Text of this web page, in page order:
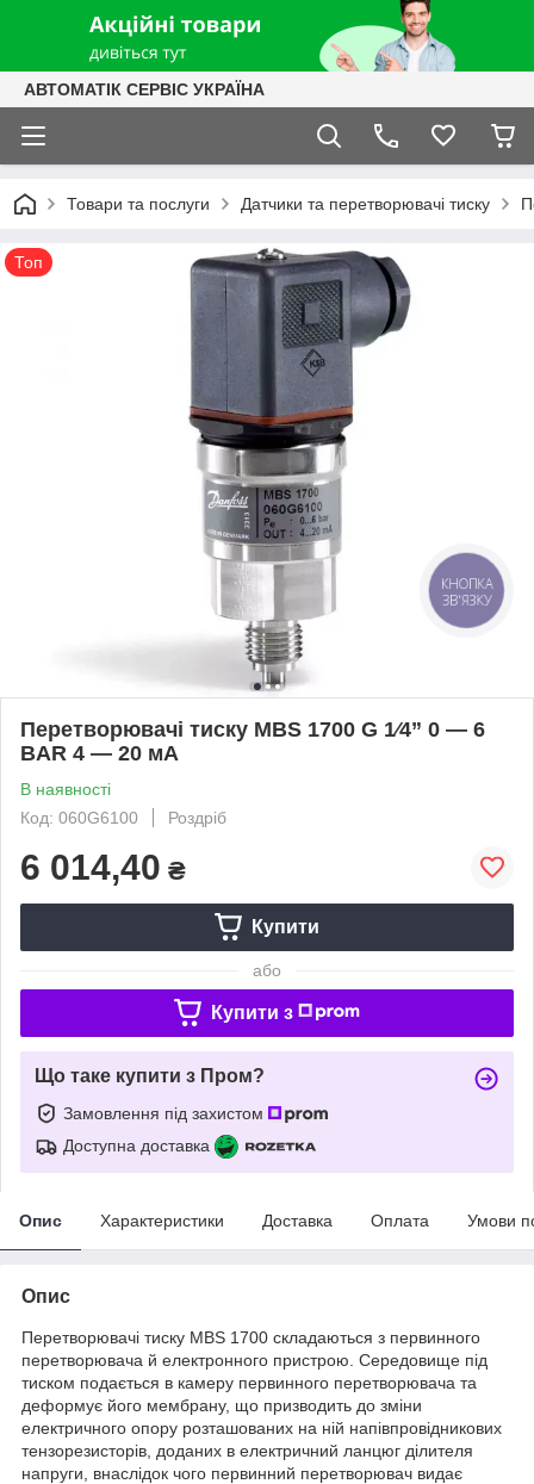
АВТОМАТІК СЕРВІС УКРАЇНА
Товари та послуги Датчики та перетворювачі тиску
Топ
Перетворювачі тиску MBS 1700 G 1⁄4” 0 — 6
BAR 4 — 20 мА
В наявності
Код: 060G6100
Роздріб
6 014,40 ₴
Купити
або
Купити з
Що таке купити з Пром?
Замовлення під захистом
Доступна доставка
Опис Характеристики Доставка Оплата Умови
Опис
Перетворювачі тиску MBS 1700 складаються з первинного
перетворювача й електронного пристрою. Середовище під
тиском подається в камеру первинного перетворювача та
деформує його мембрану, що призводить до зміни
електричного опору розташованих на ній напівпровідникових
тензорезисторів, доданих в електричний ланцюг ділителя
напруги, внаслідок чого первинний перетворювач видає
КНОПКА
ЗВ'ЯЗКУ